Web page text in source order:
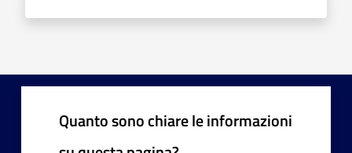
Quanto sono chiare le informazioni